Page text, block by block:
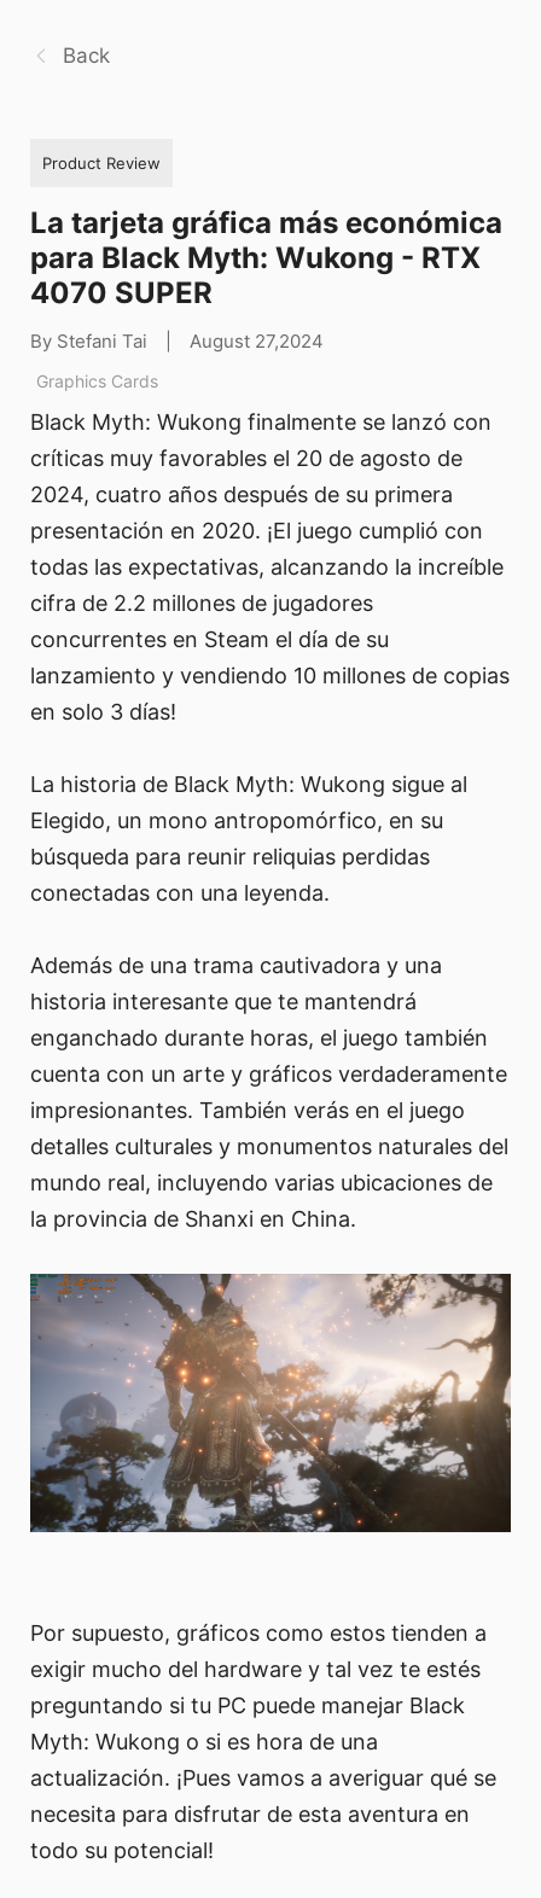
Back
Product Review
La tarjeta gráfica más económica
para Black Myth: Wukong - RTX
4070 SUPER
By Stefani Tai August 27,2024
Graphics Cards
Black Myth: Wukong finalmente se lanzó con
críticas muy favorables el 20 de agosto de
2024, cuatro años después de su primera
presentación en 2020. ¡El juego cumplió con
todas las expectativas, alcanzando la increíble
cifra de 2.2 millones de jugadores
concurrentes en Steam el día de su
lanzamiento y vendiendo 10 millones de copias
en solo 3 días!
La historia de Black Myth: Wukong sigue al
Elegido, un mono antropomórfico, en su
búsqueda para reunir reliquias perdidas
conectadas con una leyenda.
Además de una trama cautivadora y una
historia interesante que te mantendrá
enganchado durante horas, el juego también
cuenta con un arte y gráficos verdaderamente
impresionantes. También verás en el juego
detalles culturales y monumentos naturales del
mundo real, incluyendo varias ubicaciones de
la provincia de Shanxi en China.
Por supuesto, gráficos como estos tienden a
exigir mucho del hardware y tal vez te estés
preguntando si tu PC puede manejar Black
Myth: Wukong o si es hora de una
actualización. ¡Pues vamos a averiguar qué se
necesita para disfrutar de esta aventura en
todo su potencial!